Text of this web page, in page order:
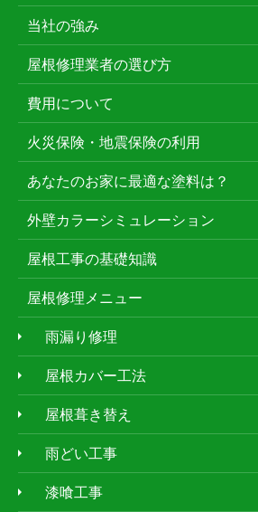
当社の強み
屋根修理業者の選び方
費用について
火災保険・地震保険の利用
あなたのお家に最適な塗料は？
外壁カラーシミュレーション
屋根工事の基礎知識
屋根修理メニュー
雨漏り修理
屋根カバー工法
屋根葺き替え
雨どい工事
漆喰工事